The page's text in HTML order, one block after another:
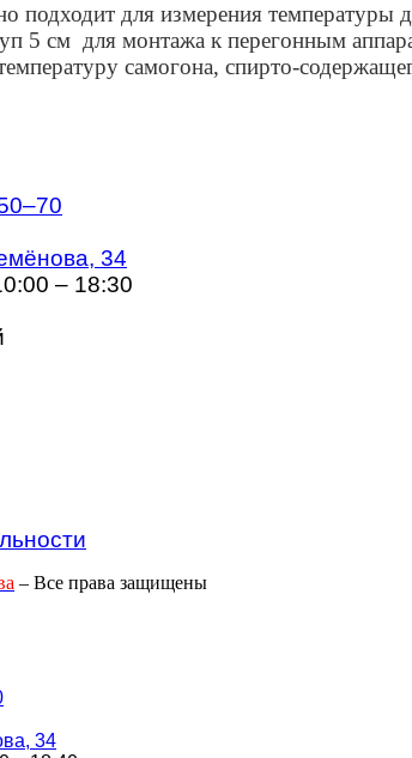
подходит для измерения
5 см для монтажа к перегонным
самогона, спирто-
34
– 18:30
– Все права защищены
34